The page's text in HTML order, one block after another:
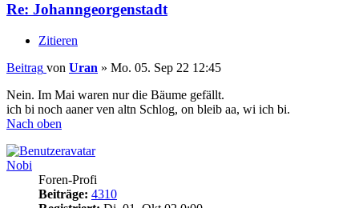
Re: Johanngeorgenstadt
Zitieren
Beitrag von Uran » Mo. 05. Sep 22 12:45
Nein. Im Mai waren nur die Bäume gefällt.
ich bi noch aaner ven altn Schlog, on bleib aa, wi ich bi.
Nach oben
Nobi
Foren-Profi
Beiträge: 4310